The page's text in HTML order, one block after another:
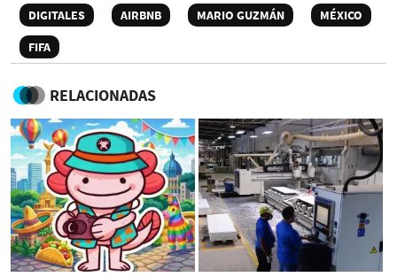
DIGITALES
AIRBNB MARIO GUZMÁN
MÉXICO
FIFA
RELACIONADAS